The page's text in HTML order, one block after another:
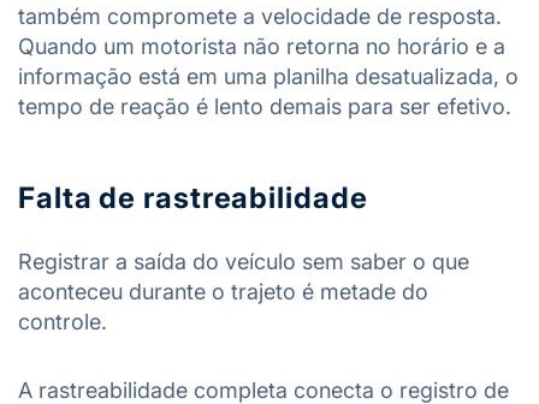
também compromete a velocidade de resposta.
Quando um motorista não retorna no horário e a
informação está em uma planilha desatualizada, o
tempo de reação é lento demais para ser efetivo.
Falta de rastreabilidade
Registrar a saída do veículo sem saber o que
aconteceu durante o trajeto é metade do
controle.
A rastreabilidade completa conecta o registro de